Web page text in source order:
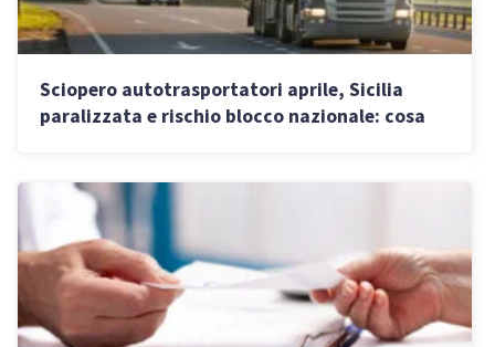
Sciopero autotrasportatori aprile, Sicilia
paralizzata e rischio blocco nazionale: cosa